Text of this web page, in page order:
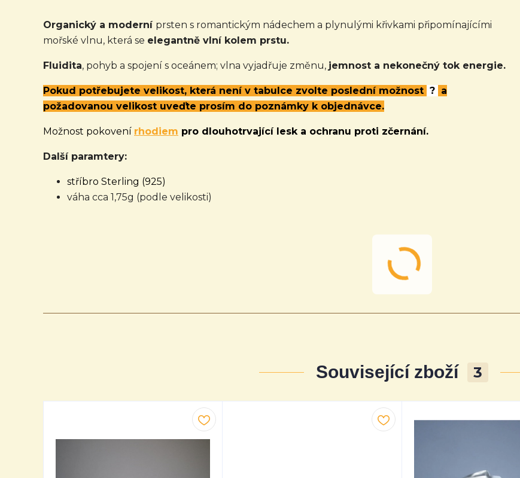
Organický a moderní prsten s romantickým nádechem a plynulými křivkami připomínajícími
mořské vlnu, která se elegantně vlní kolem prstu.
Fluidita, pohyb a spojení s oceánem; vlna vyjadřuje změnu, jemnost a nekonečný tok energie.
Pokud potřebujete velikost, která není v tabulce zvolte poslední možnost ? a
požadovanou velikost uveďte prosím do poznámky k objednávce.
Možnost pokovení rhodiem pro dlouhotrvající lesk a ochranu proti zčernání.
Další paramtery:
stříbro Sterling (925)
váha cca 1,75g (podle velikosti)
Související zboží 3